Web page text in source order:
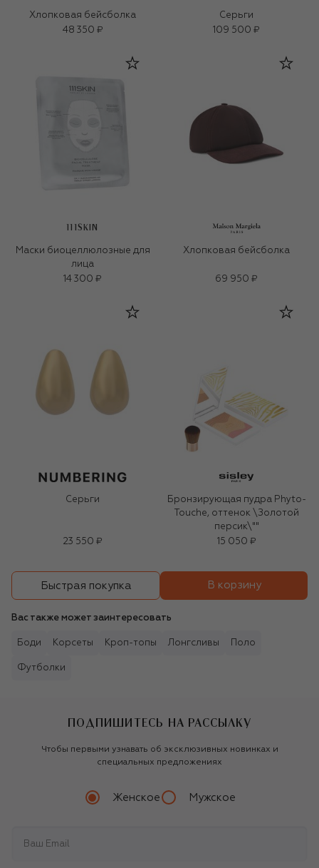
Хлопковая бейсболка
48 350 ₽
Серьги
109 500 ₽
111SKIN
Маски биоцеллюлозные для
лица
14 300 ₽
Хлопковая бейсболка
69 950 ₽
Серьги
23 550 ₽
Бронзирующая пудра Phyto-
Touche, оттенок \Золотой
персик\""
15 050 ₽
Быстрая покупка В корзину
Вас также может заинтересовать
Боди Корсеты Кроп-топы Лонгсливы Поло
Футболки
ПОДПИШИТЕСЬ НА РАССЫЛКУ
Чтобы первыми узнавать об эксклюзивных новинках и
специальных предложениях
Женское Мужское